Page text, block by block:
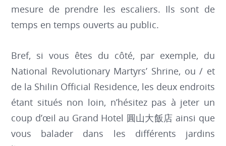
mesure de prendre les escaliers. Ils sont de
temps en temps ouverts au public.
Bref, si vous êtes du côté, par exemple, du
National Revolutionary Martyrs’ Shrine, ou / et
de la Shilin Official Residence, les deux endroits
étant situés non loin, n’hésitez pas à jeter un
coup d’œil au Grand Hotel 圓山大飯店 ainsi que
vous balader dans les différents jardins